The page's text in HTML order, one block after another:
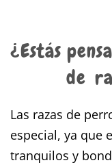
¿Estás
de
Las razas de
especial, ya que
tranquilos y